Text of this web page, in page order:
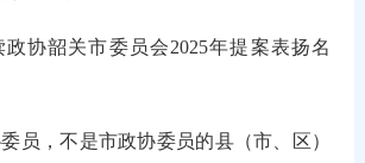
协韶关市委员会2025年提案表扬名
员，不是市政协委员的县（市、区）